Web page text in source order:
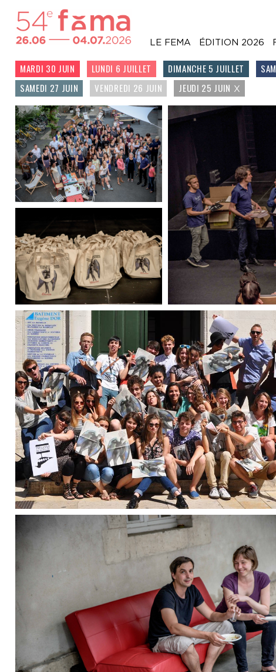
LE FEMA ÉDITION 2026
MARDI 30 JUIN LUNDI 6 JUILLET DIMANCHE 5 JUILLET
SAMEDI 27 JUIN
VENDREDI 26 JUIN JEUDI 25 JUIN X